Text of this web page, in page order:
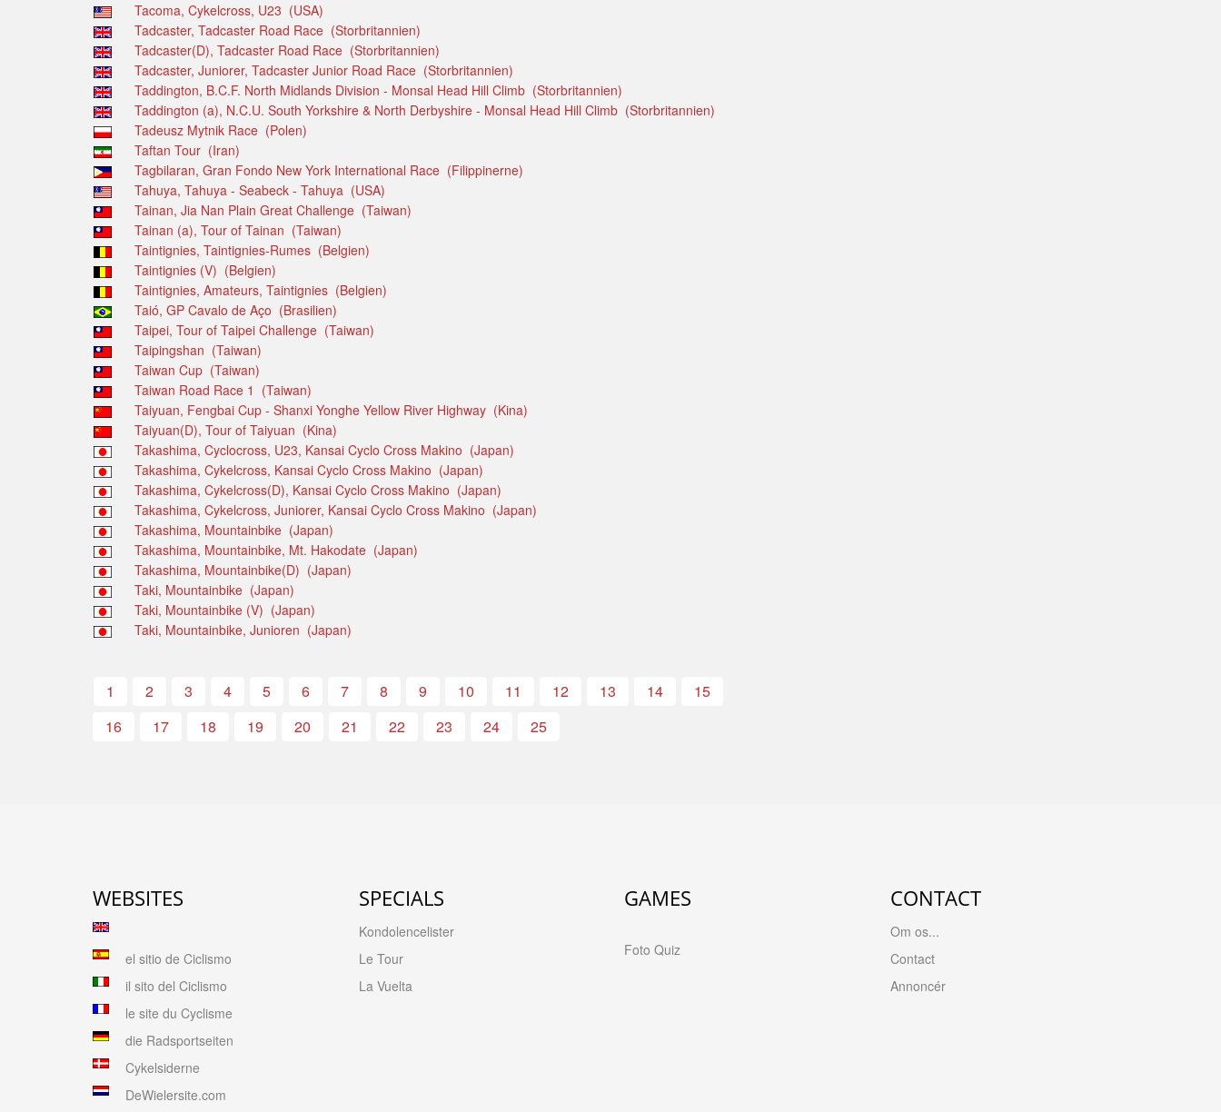
Tacoma, Cykelcross, U23 (USA)
Tadcaster, Tadcaster Road Race (Storbritannien)
Tadcaster(D), Tadcaster Road Race (Storbritannien)
Tadcaster, Juniorer, Tadcaster Junior Road Race (Storbritannien)
Taddington, B.C.F. North Midlands Division - Monsal Head Hill Climb (Storbritannien)
Taddington (a), N.C.U. South Yorkshire & North Derbyshire - Monsal Head Hill Climb (Storbritannien)
Tadeusz Mytnik Race (Polen)
Taftan Tour (Iran)
Tagbilaran, Gran Fondo New York International Race (Filippinerne)
Tahuya, Tahuya - Seabeck - Tahuya (USA)
Tainan, Jia Nan Plain Great Challenge (Taiwan)
Tainan (a), Tour of Tainan (Taiwan)
Taintignies, Taintignies-Rumes (Belgien)
Taintignies (V) (Belgien)
Taintignies, Amateurs, Taintignies (Belgien)
Taió, GP Cavalo de Aço (Brasilien)
Taipei, Tour of Taipei Challenge (Taiwan)
Taipingshan (Taiwan)
Taiwan Cup (Taiwan)
Taiwan Road Race 1 (Taiwan)
Taiyuan, Fengbai Cup - Shanxi Yonghe Yellow River Highway (Kina)
Taiyuan(D), Tour of Taiyuan (Kina)
Takashima, Cyclocross, U23, Kansai Cyclo Cross Makino (Japan)
Takashima, Cykelcross, Kansai Cyclo Cross Makino (Japan)
Takashima, Cykelcross(D), Kansai Cyclo Cross Makino (Japan)
Takashima, Cykelcross, Juniorer, Kansai Cyclo Cross Makino (Japan)
Takashima, Mountainbike (Japan)
Takashima, Mountainbike, Mt. Hakodate (Japan)
Takashima, Mountainbike(D) (Japan)
Taki, Mountainbike (Japan)
Taki, Mountainbike (V) (Japan)
Taki, Mountainbike, Junioren (Japan)
1 2 3 4 5 6 7 8 9 10 11 12 13 14
15
16
17 18 19 20 21 22 23 24 25
WEBSITES
el sitio de Ciclismo
il sito del Ciclismo
le site du Cyclisme
die Radsportseiten
Cykelsiderne
DeWielersite.com
SPECIALS
Kondolencelister
Le Tour
La Vuelta
GAMES
Foto Quiz
CONTACT
Om os...
Contact
Annoncér